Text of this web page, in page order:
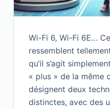
Wi-Fi 6, Wi-Fi 6E…
ressemblent
qu’il s’agit
« plus » de la même
désignent deux
distinctes, avec des